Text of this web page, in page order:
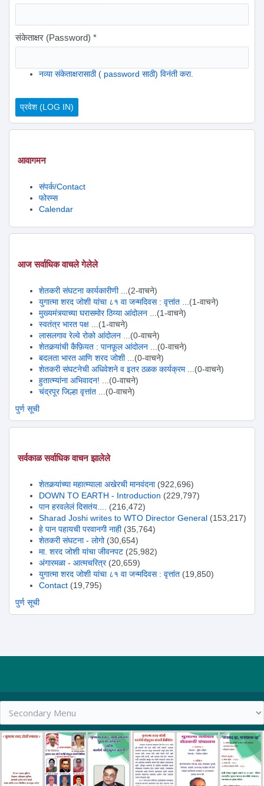
संकेताक्षर (Password) *
नव्या संकेताक्षरासाठी ( password साठी) विनंती करा.
आवागमन
संपर्क/Contact
फोरम्स
Calendar
आज सर्वाधिक वाचले गेलेले
शेतकरी संघटना कार्यकारीणी
...(2-वाचने)
युगात्मा शरद जोशी यांचा ८१ वा जन्मदिवस : वृत्तांत
...(1-वाचने)
मुख्यमंत्र्याच्या घरासमोर ठिय्या आंदोलन
...(1-वाचने)
स्वतंत्र भारत पक्ष
...(1-वाचने)
लासलगाव रेल्वे रोको आंदोलन
...(0-वाचने)
शेतकर्‍यांची कैफ़ियत : पानफ़ूल आंदोलन
...(0-वाचने)
बदलता भारत आणि शरद जोशी
...(0-वाचने)
शेतकरी संघटनेची अधिवेशने व इतर ठळक कार्यक्रम
...(0-वाचने)
हुतात्म्यांना अभिवादन!
...(0-वाचने)
चंद्रपूर जिल्हा वृत्तांत
...(0-वाचने)
पुर्ण सूची
सर्वकाळ सर्वाधिक वाचन झालेले
शेतकर्‍यांच्या महात्म्याला अखेरची मानवंदना (922,696)
DOWN TO EARTH - Introduction (229,797)
पान हरवलेलं दिसतंय....
(216,472)
Sharad Joshi writes to WTO Director General (153,217)
हे पान पहायची परवानगी नाही (35,764)
शेतकरी संघटना - लोगो (30,654)
मा. शरद जोशी यांचा जीवनपट (25,982)
अंगारमळा - आत्मचरित्र (20,659)
युगात्मा शरद जोशी यांचा ८१ वा जन्मदिवस : वृत्तांत (19,850)
Contact (19,795)
पुर्ण सूची